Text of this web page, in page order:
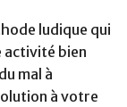
ludique qui
activité bien
mal à
à votre